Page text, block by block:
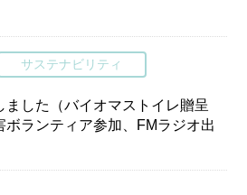
サステナビリティ
ました（バイオマストイレ贈呈
ボランティア参加、FMラジオ出